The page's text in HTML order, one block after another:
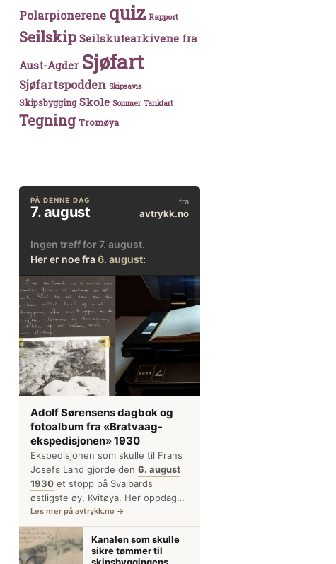
Polarpionerene quiz Rapport
Seilskip Seilskutearkivene fra
Aust-Agder Sjøfart
Sjøfartspodden Skipsavis
Skipsbygging Skole Sommer Tankfart
Tegning Tromøya